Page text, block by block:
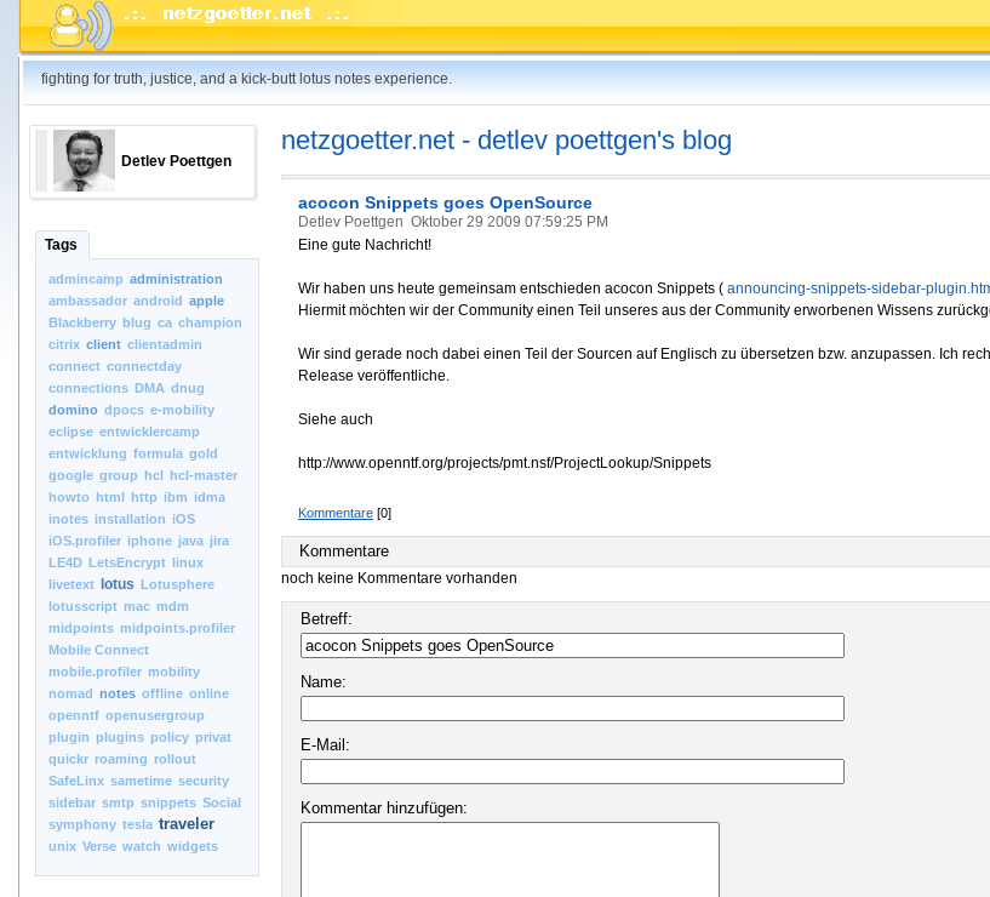
fighting for truth, justice, and a kick-butt lotus notes experience.
Detlev Poettgen
Tags
admincamp administration
ambassador android apple
Blackberry blug ca champion
citrix client clientadmin
connect connectday
connections DMA dnug
domino dpocs e-mobility
eclipse entwicklercamp
entwicklung formula gold
google group hcl hcl-master
howto html http ibm idma
inotes installation iOS
iOS.profiler iphone java jira
LE4D LetsEncrypt linux
livetext
lotus Lotusphere
lotusscript mac mdm
midpoints midpoints.profiler
Mobile Connect
mobile.profiler mobility
nomad notes offline online
openntf openusergroup
plugin plugins policy privat
quickr roaming rollout
SafeLinx sametime security
sidebar smtp snippets Social
symphony tesla traveler
unix Verse watch widgets
netzgoetter.net - detlev poettgen's blog
acocon Snippets goes OpenSource
Detlev Poettgen Oktober 29 2009 07:59:25 PM
Eine gute Nachricht!
Wir haben uns heute gemeinsam entschieden acocon Snippets ( announcing-snippets-sidebar-
Hiermit möchten wir der Community einen Teil unseres aus der Community erworbenen Wissens
Wir sind gerade noch dabei einen Teil der Sourcen auf Englisch zu übersetzen bzw. anzupassen. Ich
Release veröffentliche.
Siehe auch
http://www.openntf.org/projects/pmt.nsf/ProjectLookup/Snippets
Kommentare [0]
Kommentare
noch keine Kommentare vorhanden
Betreff:
Name:
E-Mail:
Kommentar hinzufügen: